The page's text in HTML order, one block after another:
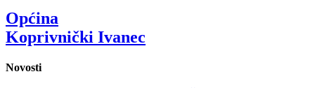
Općina
Koprivnički Ivanec
Novosti